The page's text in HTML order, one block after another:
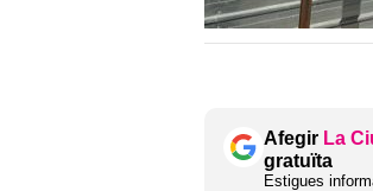
Afegir La
gratuïta
Estigues